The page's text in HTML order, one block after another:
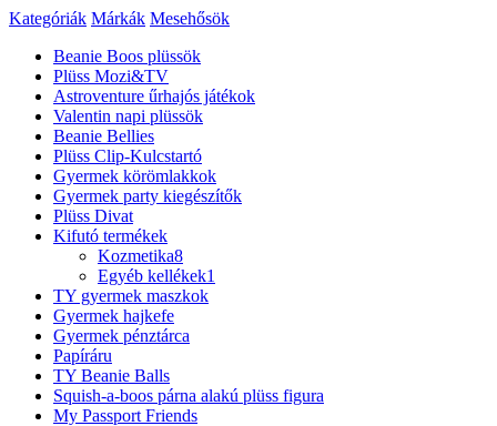
Kategóriák Márkák Mesehősök
Beanie Boos plüssök
Plüss Mozi&TV
Astroventure űrhajós játékok
Valentin napi plüssök
Beanie Bellies
Plüss Clip-Kulcstartó
Gyermek körömlakkok
Gyermek party kiegészítők
Plüss Divat
Kifutó termékek
Kozmetika8
Egyéb kellékek1
TY gyermek maszkok
Gyermek hajkefe
Gyermek pénztárca
Papíráru
TY Beanie Balls
Squish-a-boos párna alakú plüss figura
My Passport Friends